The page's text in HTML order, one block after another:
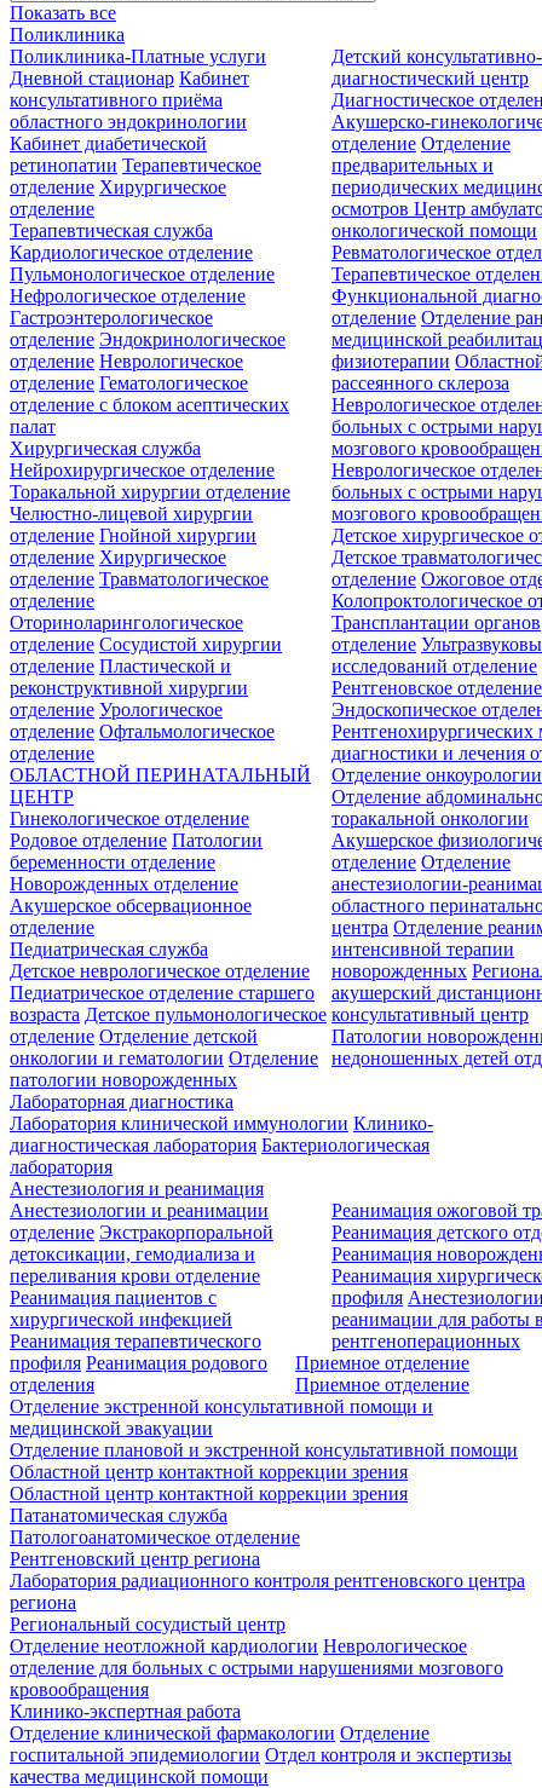
Показать все
Поликлиника
Поликлиника-Платные услуги
Дневной стационар Кабинет
консультативного приёма
областного эндокринологии
Кабинет диабетической
ретинопатии Терапевтическое
отделение Хирургическое
отделение
Детский консультативно-
диагностический центр
Диагностическое
Акушерско-
отделение Отделение
предварительных и
периодических
осмотровЦентр
онкологической помощи
Терапевтическая служба
Кардиологическое отделение
Пульмонологическое отделение
Нефрологическое отделение
Гастроэнтерологическое
отделение Эндокринологическое
отделение Неврологическое
отделение Гематологическое
отделение c блоком асептических
палат
Ревматологическое
Терапевтическое
Функциональной
отделение Отделение
медицинской
физиотерапии
рассеянного склероза
Неврологическое
больных с острыми
мозгового
Неврологическое
больных с острыми
мозгового
Хирургическая служба
Нейрохирургическое отделение
Торакальной хирургии отделение
Челюстно-лицевой хирургии
отделение Гнойной хирургии
отделение Хирургическое
отделение Травматологическое
отделение
Оториноларингологическое
отделение Сосудистой хирургии
отделение Пластической и
реконструктивной хирургии
отделение Урологическое
отделение Офтальмологическое
отделение
Детское хирургическое
Детское
отделение Ожоговое
Колопроктологическое
Трансплантации органов
отделение
исследований отделение
Рентгеновское отделение
Эндоскопическое
Рентгенохирургических
диагностики и лечения
Отделение онкоурологии
Отделение
торакальной онкологии
ОБЛАСТНОЙ ПЕРИНАТАЛЬНЫЙ
ЦЕНТР
Гинекологическое отделение
Родовое отделение Патологии
беременности отделение
Новорожденных отделение
Акушерское обсервационное
отделение
Акушерское
отделение Отделение
анестезиологии-
областного
центра Отделение
интенсивной терапии
новорожденных
акушерский
консультативный центр
Патологии
недоношенных детей
Педиатрическая служба
Детское неврологическое отделение
Педиатрическое отделение старшего
возраста Детское пульмонологическое
отделение Отделение детской
онкологии и гематологии Отделение
патологии новорожденных
Лабораторная диагностика
Лаборатория клинической иммунологии Клинико-
диагностическая лаборатория Бактериологическая
лаборатория
Анестезиология и реанимация
Анестезиологии и реанимации
отделение Экстракорпоральной
детоксикации, гемодиализа и
переливания крови отделение
Реанимация пациентов с
хирургической инфекцией
Реанимация терапевтического
профиля Реанимация родового
отделения
Реанимация ожоговой
Реанимация детского
Реанимация
Реанимация
профиля
реанимации для работы
рентгеноперационных
Приемное отделение
Приемное отделение
Отделение экстренной консультативной помощи и
медицинской эвакуации
Отделение плановой и экстренной консультативной помощи
Областной центр контактной коррекции зрения
Областной центр контактной коррекции зрения
Патанатомическая служба
Патологоанатомическое отделение
Рентгеновский центр региона
Лаборатория радиационного контроля рентгеновского центра
региона
Региональный сосудистый центр
Отделение неотложной кардиологии Неврологическое
отделение для больных с острыми нарушениями мозгового
кровообращения
Клинико-экспертная работа
Отделение клинической фармакологии Отделение
госпитальной эпидемиологии Отдел контроля и экспертизы
качества медицинской помощи